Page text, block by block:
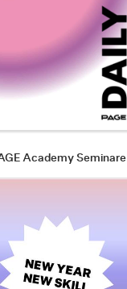
Academy Seminare